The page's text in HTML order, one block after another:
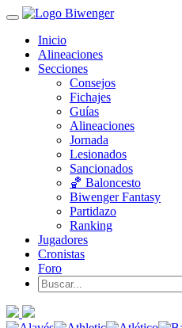
Inicio
Alineaciones
Secciones
Consejos
Fichajes
Guías
Alineaciones
Jornada
Lesionados
Sancionados
🏀 Baloncesto
Biwenger Fantasy
Partidazo
Ranking
Jugadores
Cronistas
Foro